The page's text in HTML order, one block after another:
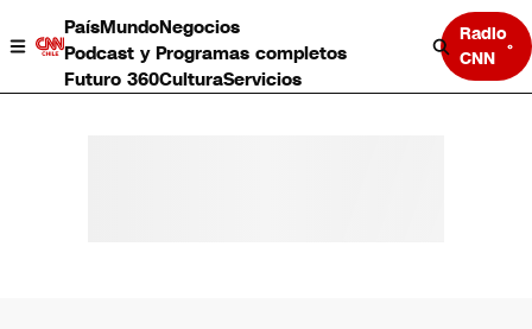
PaísMundoNegocios
Podcast y Programas completos
Futuro 360CulturaServicios
Radio
CNN